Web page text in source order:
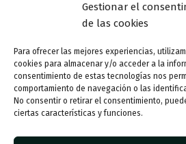
Gestionar el
de las cookies
Para ofrecer las mejores experiencias,
cookies para almacenar y/o acceder a la
consentimiento de estas tecnologías nos
comportamiento de navegación o las
No consentir o retirar el consentimiento,
ciertas características y funciones.
Nosotros
Contacto
© 2023